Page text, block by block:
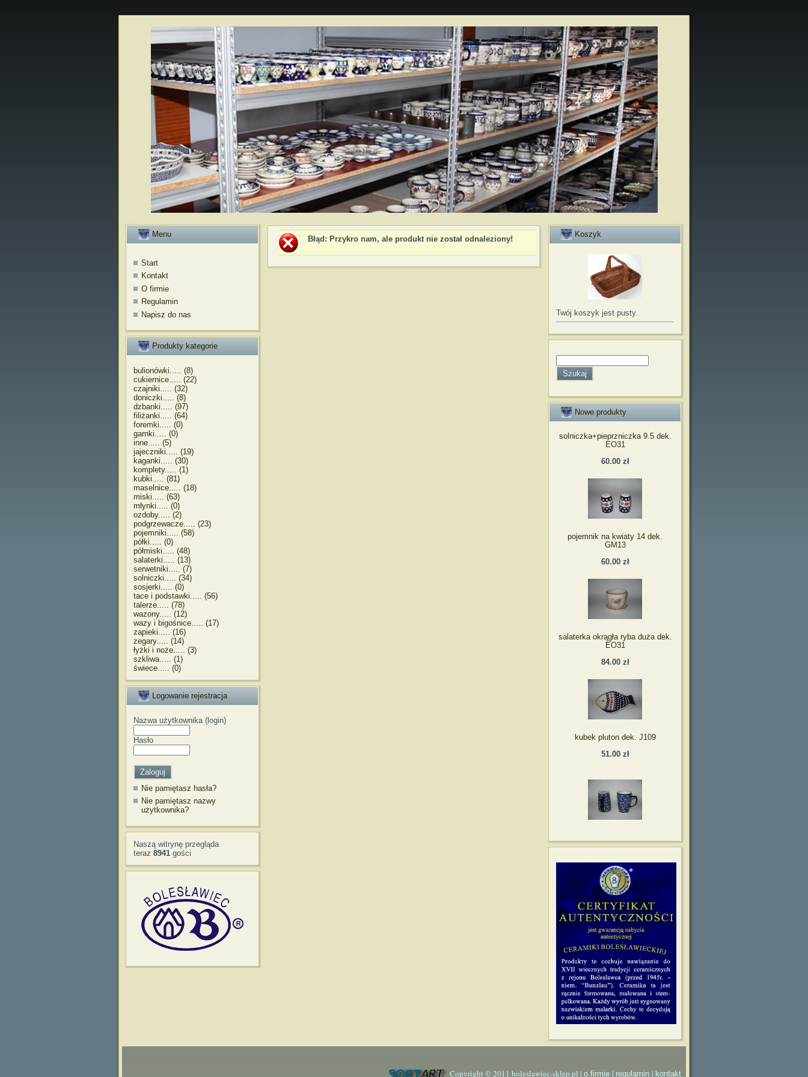
Menu
Start
Kontakt
O firmie
Regulamin
Napisz do nas
Produkty kategorie
bulionówki..... (8)
cukiernice..... (22)
czajniki..... (32)
doniczki..... (8)
dzbanki..... (97)
filiżanki..... (64)
foremki..... (0)
garnki..... (0)
inne..... (5)
jajeczniki..... (19)
kaganki..... (30)
komplety..... (1)
kubki..... (81)
maselnice..... (18)
miski..... (63)
młynki..... (0)
ozdoby..... (2)
podgrzewacze..... (23)
pojemniki..... (58)
półki..... (0)
półmiski..... (48)
salaterki..... (13)
serwetniki..... (7)
solniczki..... (34)
sosjerki..... (0)
tace i podstawki..... (56)
talerze..... (78)
wazony..... (12)
wazy i bigośnice..... (17)
zapieki..... (16)
zegary..... (14)
łyżki i noże..... (3)
szkliwa..... (1)
świece..... (0)
Logowanie rejestracja
Nazwa użytkownika (login)
Hasło
Nie pamiętasz hasła?
Nie pamiętasz nazwy
użytkownika?
Naszą witrynę przegląda
teraz 8941 gości
Błąd : Przykro nam, ale produkt nie został odnaleziony!
Koszyk
Twój koszyk jest pusty.
Nowe produkty
solniczka+pieprzniczka 9.5 dek.
EO31
60.00 zł
pojemnik na kwiaty 14 dek.
GM13
60.00 zł
salaterka okrągła ryba duża dek.
EO31
84.00 zł
kubek pluton dek. J109
51.00 zł
Copyright © 2011 boleslawiec-sklep.pl | o firmie | regulamin | kontakt